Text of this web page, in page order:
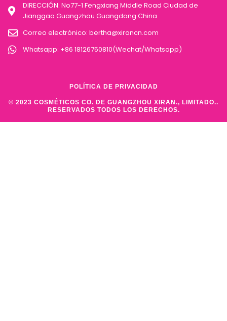
DIRECCIÓN: No77-1 Fengxiang Middle Road Ciudad de
Jianggao Guangzhou Guangdong China
Correo electrónico: bertha@xirancn.com
Whatsapp: +86 18126750810(Wechat/Whatsapp)
© 2023 COSMÉTICOS CO. DE GUANGZHOU XIRAN., LIMITADO..
RESERVADOS TODOS LOS DERECHOS.
POLÍTICA DE PRIVACIDAD